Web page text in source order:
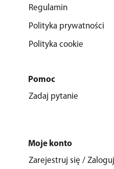
Regulamin
Polityka prywatności
Polityka cookie
Pomoc
Zadaj pytanie
Moje konto
Zarejestruj się /